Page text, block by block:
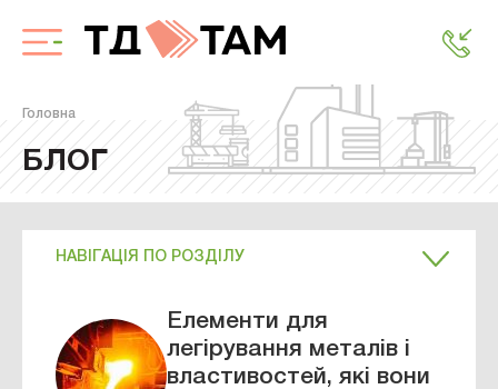
Головна
БЛОГ
НАВІГАЦІЯ ПО РОЗДІЛУ
Елементи для
легірування металів і
властивостей, які вони